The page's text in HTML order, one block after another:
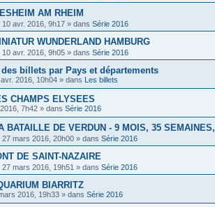
AM RHEIM
10 avr. 2016, 9h17 » dans Série 2016
WUNDERLAND HAMBURG
10 avr. 2016, 9h05 » dans Série 2016
billets par Pays et départements
2016, 10h04 » dans Les billets
CHAMPS ELYSEES
7h42 » dans Série 2016
BATAILLE DE VERDUN - 9 MOIS, 35 SEMAINES,
27 mars 2016, 20h00 » dans Série 2016
DE SAINT-NAZAIRE
27 mars 2016, 19h51 » dans Série 2016
BIARRITZ
2016, 19h33 » dans Série 2016